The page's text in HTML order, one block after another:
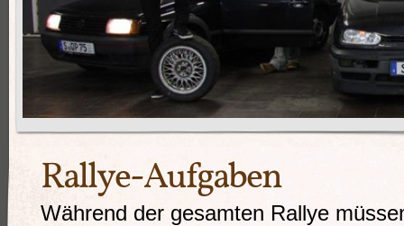
Rallye-Aufgaben
Während der gesamten Rallye